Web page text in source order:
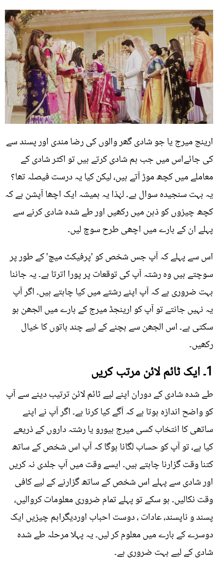
ارینج میرج یا جو شادی گھر والوں کی رضا مندی اور پسند سے
کی جائےاس میں جب ہم شادی کرتے ہیں تو اکثر شادی کے
معاملے میں کچھ موڑ آتے ہیں، لیکن کیا یہ درست فیصلہ تھا؟
یہ بہت سنجیدہ سوال ہے۔ لہٰذا یہ ہمیشہ ایک اچھا آپشن ہے کہ
کچھ چیزوں کو ذہن میں رکھیں اور طے شدہ شادی کرنے سے
پہلے ان کے بارے میں اچھی طرح سوچ لیں۔
اس سے پہلے کہ آپ جس شخص کو 'پرفیکٹ میچ' کے طور پر
سوچتے ہیں وہ رشتہ آپ کی توقعات پر پورا اترتا ہے۔ یہ جاننا
بہت ضروری ہے کہ آپ اپنے رشتے میں کیا چاہتے ہیں۔ اگر آپ
یہ نہیں جانتے تو آپ کو ارینجڈ میرج کے بارے میں الجھن ہو
سکتی ہے۔ اس الجھن سے بچنے کے لیے چند باتوں کا خیال
رکھیں۔
1۔ ایک ٹائم لائن مرتب کریں
طے شدہ شادی کے دوران اپنے لیے ٹائم لائن ترتیب دینے سے آپ
کو واضح اندازہ ہوتا ہے کہ آگے کیا کرنا ہے۔ اگر آپ نے اپنے
ساتھی کا انتخاب کسی میرج بیورو یا رشتہ داروں کے ذریعے
کیا ہے، تو آپ کو حساب لگانا ہوگا کہ آپ اس شخص کے ساتھ
کتنا وقت گزارنا چاہتے ہیں۔ ایسے وقت میں آپ جلدی نہ کریں
اور شادی سے پہلے اس شخص کے ساتھ گزارنے کے لیے کافی
وقت نکالیں۔ ہو سکے تو پہلے تمام ضروری معلومات کروالیں،
پسند و ناپسند، عادات ، دوست احباب اوردیگراہم چیزیں ایک
دوسرے کے بارے میں معلوم کر لیں۔ یہ پہلا مرحلہ طے شدہ
شادی کے لیے بہت ضروری ہے۔